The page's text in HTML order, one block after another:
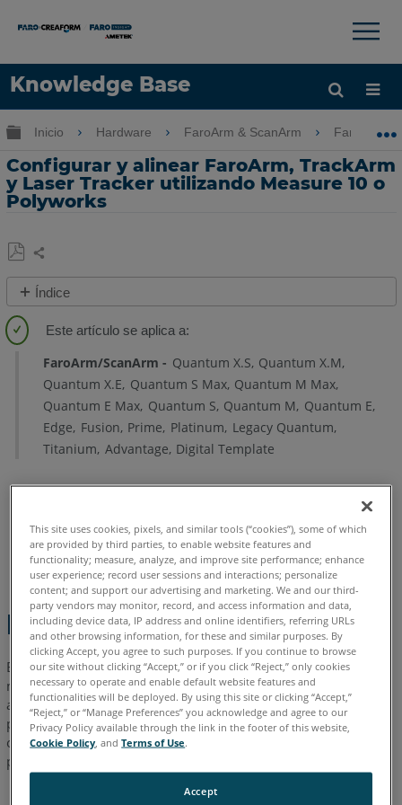
Knowledge Base
Idioma
×
Expandir/contraer jerarquía global
Inicio Hardware FaroArm & ScanArm FaroArm &
Configurar y alinear FaroArm, TrackArm
y Laser Tracker utilizando Measure 10 o
Polyworks
Guardar
como
PDF
Compartir
Índice
general
Pasos
rápidos
Detalles
Sugerencias
Vea
FaroArm/ScanArm Quantum X.S Quantum X.M
Quantum X.E Quantum S Max Quantum M Max
Quantum E Max Quantum S Quantum M
Quantum E
Edge Fusion Prime Platinum Legacy Quantum
Titanium Advantage Digital Template
Alemán Chino Coreano Español Francés Inglés
Italiano Japonés Portugués
Descripción general
El TrackArmde FARO es el dispositivo de medición 3D portátil
más flexible disponible. Con un alcance de 70 metros y un
alcance de palpador de hasta 12 pies, esta combinación
perfecta de FARO Laser Tracker y FaroArm simplifica la
obtención de las mediciones más desafiantes a la vez que
proporciona precisión de grado metrológico.
This site uses cookies, pixels, and similar tools (“cookies”), some of which
are provided by third parties, to enable website features and
functionality; measure, analyze, and improve site performance; enhance
user experience; record user sessions and interactions; personalize
content; and support our advertising and marketing. We and our third-
party vendors may monitor, record, and access information and data,
including device data, IP address and online identifiers, referring URLs
and other browsing information, for these and similar purposes. By
clicking Accept, you agree to such purposes. If you continue to browse
our site without clicking “Accept,” or if you click “Reject,” only cookies
necessary to operate and enable default website features and
functionalities will be deployed. By using this site or clicking “Accept,”
“Reject,” or “Manage Preferences” you acknowledge and agree to our
Privacy Policy available through the link in the footer of this website,
Cookie Policy , andTerms of Use.
Accept